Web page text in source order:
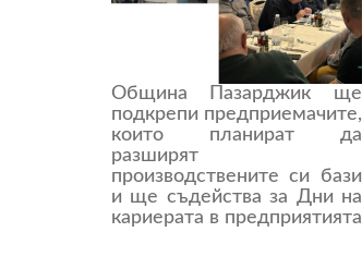
Община Пазарджик ще
подкрепи предприемачите,
които планират да
разширят
производствените си бази
и ще съдейства за Дни на
кариерата в предприятията